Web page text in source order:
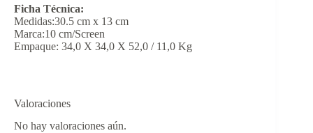
Ficha Técnica:
Medidas:30.5 cm x 13 cm
Marca:10 cm/Screen
Empaque: 34,0 X 34,0 X 52,0 / 11,0 Kg
Valoraciones
No hay valoraciones aún.